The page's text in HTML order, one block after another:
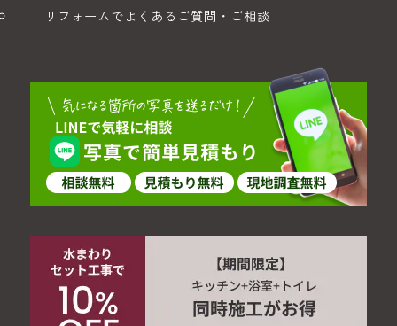
てご連絡ください。ご本人様確認の上、速やかに対応いたし
フリーダイヤル：0120-550-835
営業時間:：9:00〜17:30（火・水曜定休/土日対応可）
メールアドレス:maruwa.reform@maruwa-net.co.jp
5. クッキー（Cookies）の使用
当社ホームページでは、お客様がより便利にサービスをご利
がございます。
クッキーとは、ウェブサイトがお客様のブラウザに送信する
小さなデータファイルです。個々の利用者を識別できるもの
リフォームでよくあるご質問・ご相談